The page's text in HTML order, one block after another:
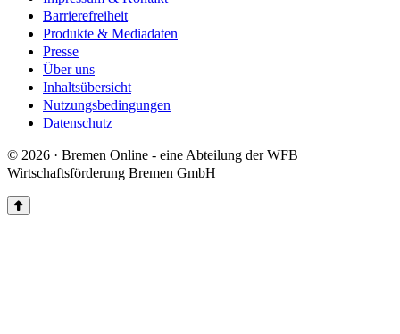
Barrierefreiheit
Produkte & Mediadaten
Presse
Über uns
Inhaltsübersicht
Nutzungsbedingungen
Datenschutz
© 2026 · Bremen Online - eine Abteilung der WFB
Wirtschaftsförderung Bremen GmbH